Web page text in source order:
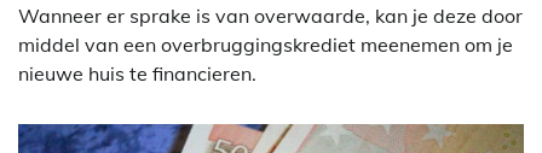
Wanneer er sprake is van overwaarde, kan je deze door
middel van een overbruggingskrediet meenemen om je
nieuwe huis te financieren.